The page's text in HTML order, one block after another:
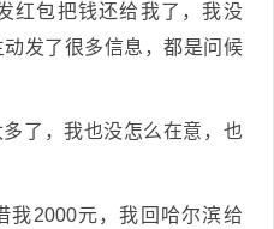
红包把钱还给我了，我没
发了很多信息，都是问候
了，我也没怎么在意，也
我2000元，我回哈尔滨给